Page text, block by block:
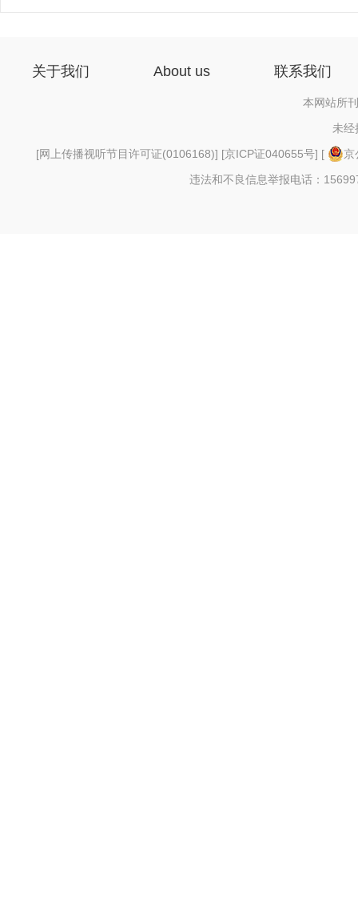
关于我们 About us 联系我们
本网站所
未经
[网上传播视听节目许可证(0106168)] [京ICP证040655号] [
京
违法和不良信息举报电话：